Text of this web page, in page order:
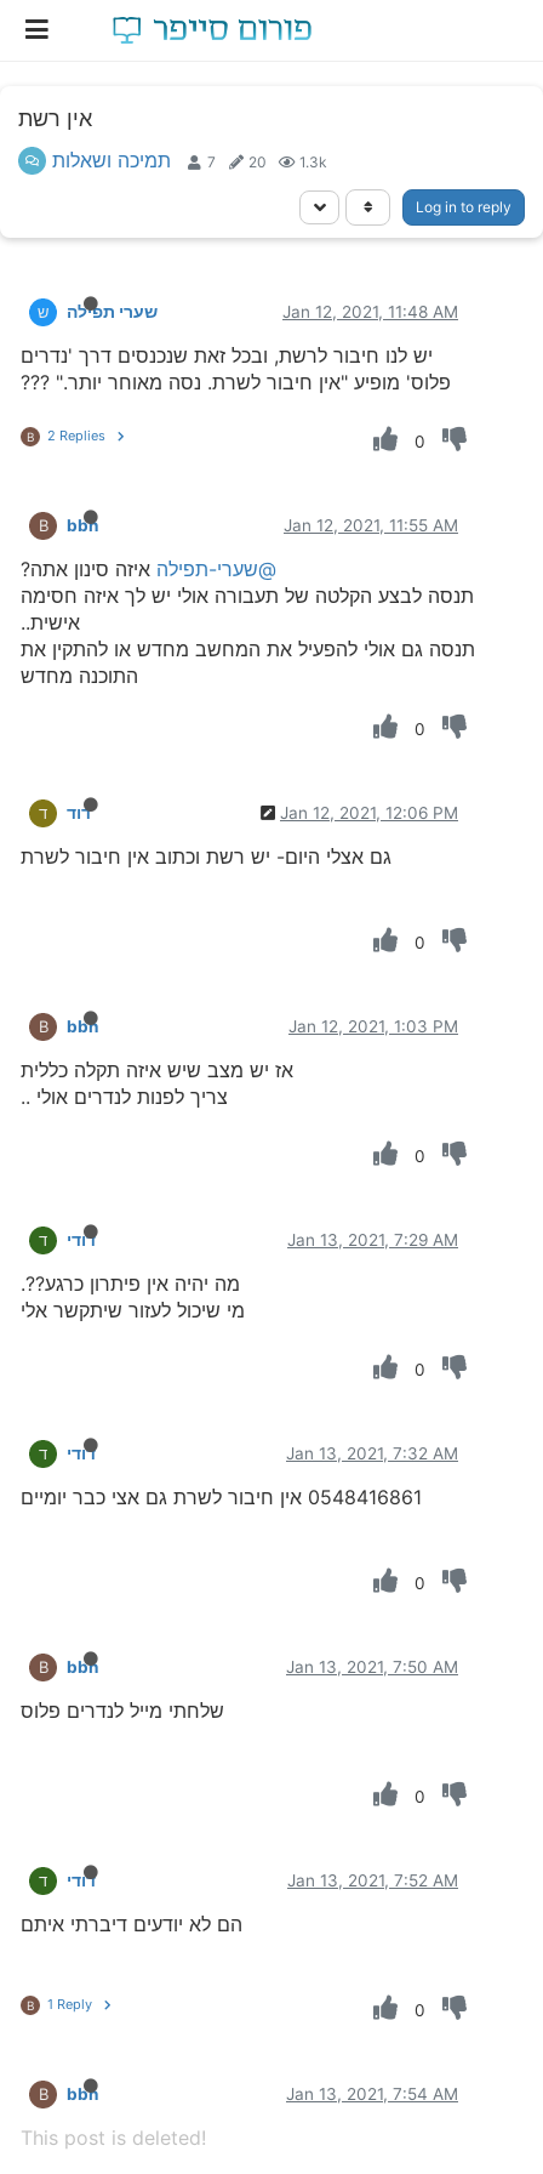
אין רשת
תמיכה ושאלות 7 20 1.3k
Log in to reply
ש שערי תפילה Jan 12, 2021, 11:48 AM
יש לנו חיבור לרשת, ובכל זאת שנכנסים דרך 'נדרים
פלוס' מופיע "אין חיבור לשרת. נסה מאוחר יותר." ???
B 2 Replies 0
B bbn Jan 12, 2021, 11:55 AM
@שערי-תפילה איזה סינון אתה?
תנסה לבצע הקלטה של תעבורה אולי יש לך איזה חסימה
אישית..
תנסה גם אולי להפעיל את המחשב מחדש או להתקין את
התוכנה מחדש
0
ד דוד Jan 12, 2021, 12:06 PM
גם אצלי היום- יש רשת וכתוב אין חיבור לשרת
0
B bbn Jan 12, 2021, 1:03 PM
אז יש מצב שיש איזה תקלה כללית
צריך לפנות לנדרים אולי ..
0
ד דודי Jan 13, 2021, 7:29 AM
מה יהיה אין פיתרון כרגע??.
מי שיכול לעזור שיתקשר אלי
0
ד דודי Jan 13, 2021, 7:32 AM
0548416861 אין חיבור לשרת גם אצי כבר יומיים
0
B bbn Jan 13, 2021, 7:50 AM
שלחתי מייל לנדרים פלוס
0
ד דודי Jan 13, 2021, 7:52 AM
הם לא יודעים דיברתי איתם
B 1 Reply 0
B bbn Jan 13, 2021, 7:54 AM
This post is deleted!